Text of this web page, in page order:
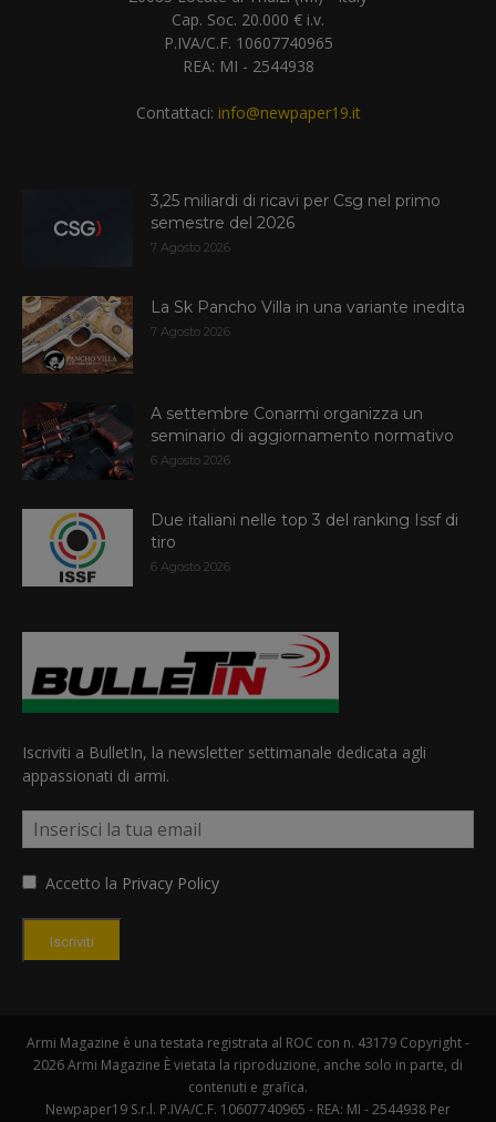
Cap. Soc. 20.000 € i.v.
P.IVA/C.F. 10607740965
REA: MI - 2544938
Contattaci: info@newpaper19.it
3,25 miliardi di ricavi per Csg nel primo
semestre del 2026
7 Agosto 2026
La Sk Pancho Villa in una variante inedita
7 Agosto 2026
A settembre Conarmi organizza un
seminario di aggiornamento normativo
6 Agosto 2026
Due italiani nelle top 3 del ranking Issf di
tiro
6 Agosto 2026
Iscriviti a BulletIn, la newsletter settimanale dedicata agli
appassionati di armi.
Accetto la Privacy Policy
Iscriviti
Armi Magazine è una testata registrata al ROC con n. 43179 Copyright -
2026 Armi Magazine È vietata la riproduzione, anche solo in parte, di
contenuti e grafica.
Newpaper19 S.r.l. P.IVA/C.F. 10607740965 - REA: MI - 2544938 Per